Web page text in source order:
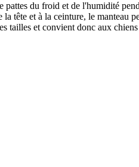
du froid et de l'humidité
tête et à la ceinture, le manteau
et convient donc aux